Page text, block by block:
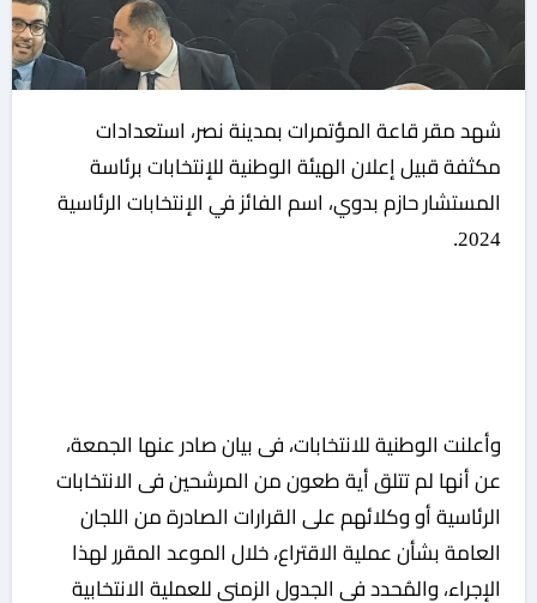
شهد مقر قاعة المؤتمرات بمدينة نصر، استعدادات
مكثفة قبيل إعلان الهيئة الوطنية للإنتخابات برئاسة
المستشار حازم بدوي، اسم الفائز في الإنتخابات الرئاسية
2024.
وأعلنت الوطنية للانتخابات، فى بيان صادر عنها الجمعة،
عن أنها لم تتلق أية طعون من المرشحين فى الانتخابات
الرئاسية أو وكلائهم على القرارات الصادرة من اللجان
العامة بشأن عملية الاقتراع، خلال الموعد المقرر لهذا
الإجراء، والمُحدد فى الجدول الزمنى للعملية الانتخابية